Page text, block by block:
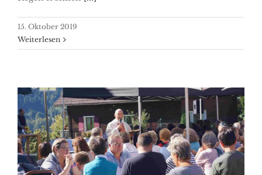
15. Oktober 2019
Weiterlesen
120 Jahre Kapelle Farnach
„Michelefest“